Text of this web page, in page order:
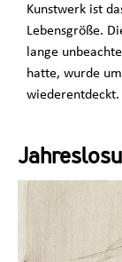
Kunstwerk ist
Lebensgröße.
lange
hatte, wurde
wiederentdeckt.